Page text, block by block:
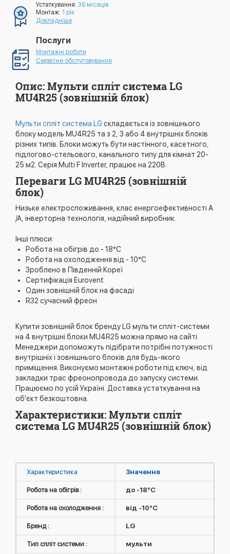
Устаткування: 36 місяців
Монтаж: 1 рік
Докладніше
Послуги
Монтажні роботи
Сервісне обслуговування
Опис: Мульти спліт система LG
MU4R25 (зовнішній блок)
Мульти спліт система LG складається із зовнішнього
блоку модель MU4R25 та з 2, 3 або 4 внутрішніх блоків
різних типів. Блоки можуть бути настінного, касетного,
підлогово-стельового, канального типу для кімнат 20-
25 м2. Серія Multi F Inverter, працює на 220В.
Переваги LG MU4R25 (зовнішній
блок)
Низьке електроспоживання, клас енергоефективності А
/А, інверторна технологія, надійний виробник.
Інші плюси:
Робота на обігрів до - 18°C
Робота на охолодження від - 10°C
Зроблено в Південній Кореї
Сертифікація Eurovent
Один зовнішній блок на фасаді
R32 сучасний фреон
Купити зовнішній блок бренду LG мульти спліт-системи
на 4 внутрішні блоки MU4R25 можна прямо на сайті.
Менеджери допоможуть підібрати потрібні потужності
внутрішніх і зовнішнього блоків для будь-якого
приміщення. Виконуємо монтажні роботи під ключ, від
закладки трас фреонопровода до запуску системи.
Працюємо по усій Україні. Доставка устаткування на
об'єкт безкоштовна.
Характеристики: Мульти спліт
система LG MU4R25 (зовнішній блок)
Характеристика Значення
Робота на обігрів : до -18°C
Робота на охолодження : від -10°C
Бренд : LG
Тип спліт системи : мульти